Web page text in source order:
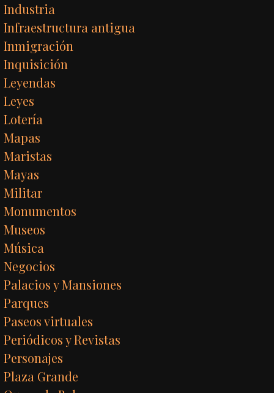
Industria
Infraestructura antigua
Inmigración
Inquisición
Leyendas
Leyes
Lotería
Mapas
Maristas
Mayas
Militar
Monumentos
Museos
Música
Negocios
Palacios y Mansiones
Parques
Paseos virtuales
Periódicos y Revistas
Personajes
Plaza Grande